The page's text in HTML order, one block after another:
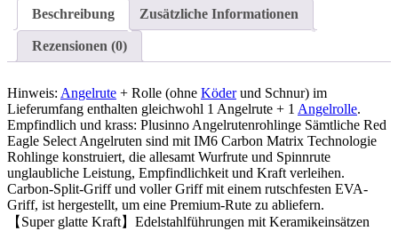
Spulen-
Kombinationen,
m
IM
6
Graphit-
Spinnrute,
Edelstahlführungen…
Menge
Beschreibung Zusätzliche Informationen
Rezensionen (0)
Hinweis: Angelrute + Rolle (ohne Köderund Schnur) im
Lieferumfang enthalten gleichwohl 1 Angelrute + 1 Angelrolle.
Empfindlich und krass: Plusinno Angelrutenrohlinge Sämtliche Red
Eagle Select Angelruten sind mit IM6 Carbon Matrix Technologie
Rohlinge konstruiert, die allesamt Wurfrute und Spinnrute
unglaubliche Leistung, Empfindlichkeit und Kraft verleihen.
Carbon-Split-Griff und voller Griff mit einem rutschfesten EVA-
Griff, ist hergestellt, um eine Premium-Rute zu abliefern.
【Super glatte Kraft】Edelstahlführungen mit Keramikeinsätzen